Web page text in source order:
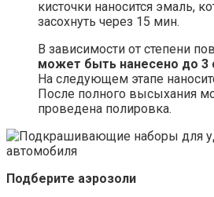
кисточки наносится эмаль,
засохнуть через 15 мин.
В зависимости от степени
может быть нанесено до 3
На следующем этапе
После полного высыхания
проведена полировка.
Подберите аэрозоли